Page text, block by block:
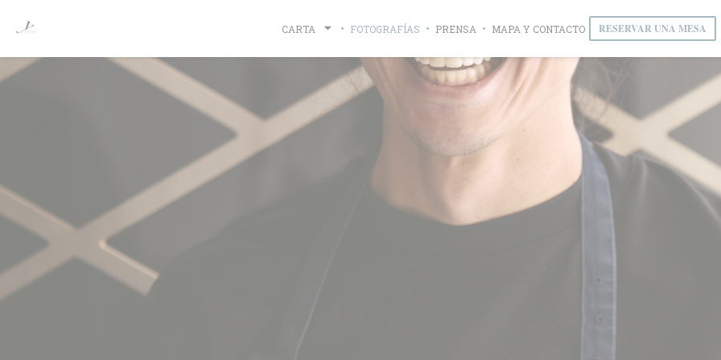
CARTA FOTOGRAFÍAS PRENSA MAPA Y CONTACTO RESERVAR UNA MESA